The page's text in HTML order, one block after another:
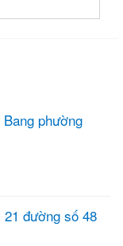
phường
đường số 48